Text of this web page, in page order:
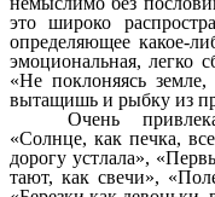
это широко
определяющее какое-
эмоциональная, легко
«Не поклоняясь
вытащишь и рыбку из
Очень
«Солнце, как печка,
дорогу устлала»,
тают, как свечи»,